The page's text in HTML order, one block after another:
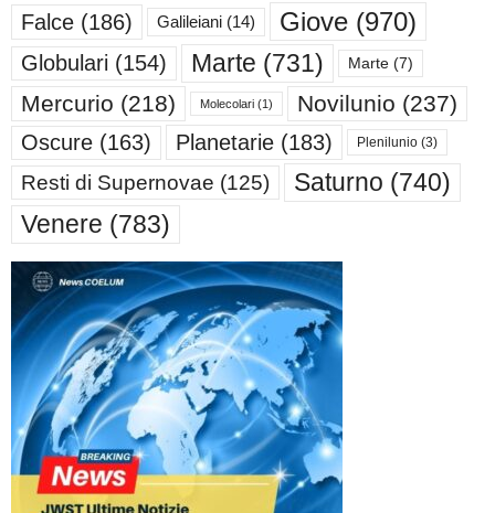
Falce (186) Galileiani (14) Giove (970)
Globulari (154) Marte (731) Marte (7)
Mercurio (218) Molecolari (1) Novilunio (237)
Oscure (163) Planetarie (183) Plenilunio (3)
Resti di Supernovae (125) Saturno (740)
Venere (783)